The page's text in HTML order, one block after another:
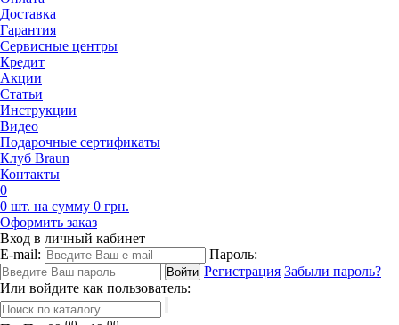
Доставка
Гарантия
Сервисные центры
Кредит
Акции
Статьи
Инструкции
Видео
Подарочные сертификаты
Клуб Braun
Контакты
0
0 шт. на сумму 0 грн.
Оформить заказ
Вход в личный кабинет
E-mail:
Пароль:
Регистрация Забыли пароль?
Или войдите как пользователь: